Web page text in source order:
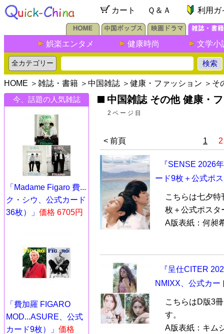
カート Ｑ＆Ａ 利用ガ
娯楽エンタメ 健康時尚 文学小
HOME ＞ 雑誌・書籍 ＞ 中国雑誌 ＞ 健康・ファッション ＞ そ
今、話題の人気雑誌
「Madame Figaro 費...
ク・シウ、公式カード
36枚）」 価格 6705円
「費加羅 FIGARO
MOD...ASURE、公式
カード9枚）」 価格
中国雑誌 その他 健康・
2ページ目
< 前頁 1 2
『SENSE 2026
ード9枚＋公式ポ
こちらは七夕
枚＋公式ポスタ
A版表紙：何昶
『呈仕CITER
NMIXX、公式カー
こちらはD版3
す。
A版表紙：キム